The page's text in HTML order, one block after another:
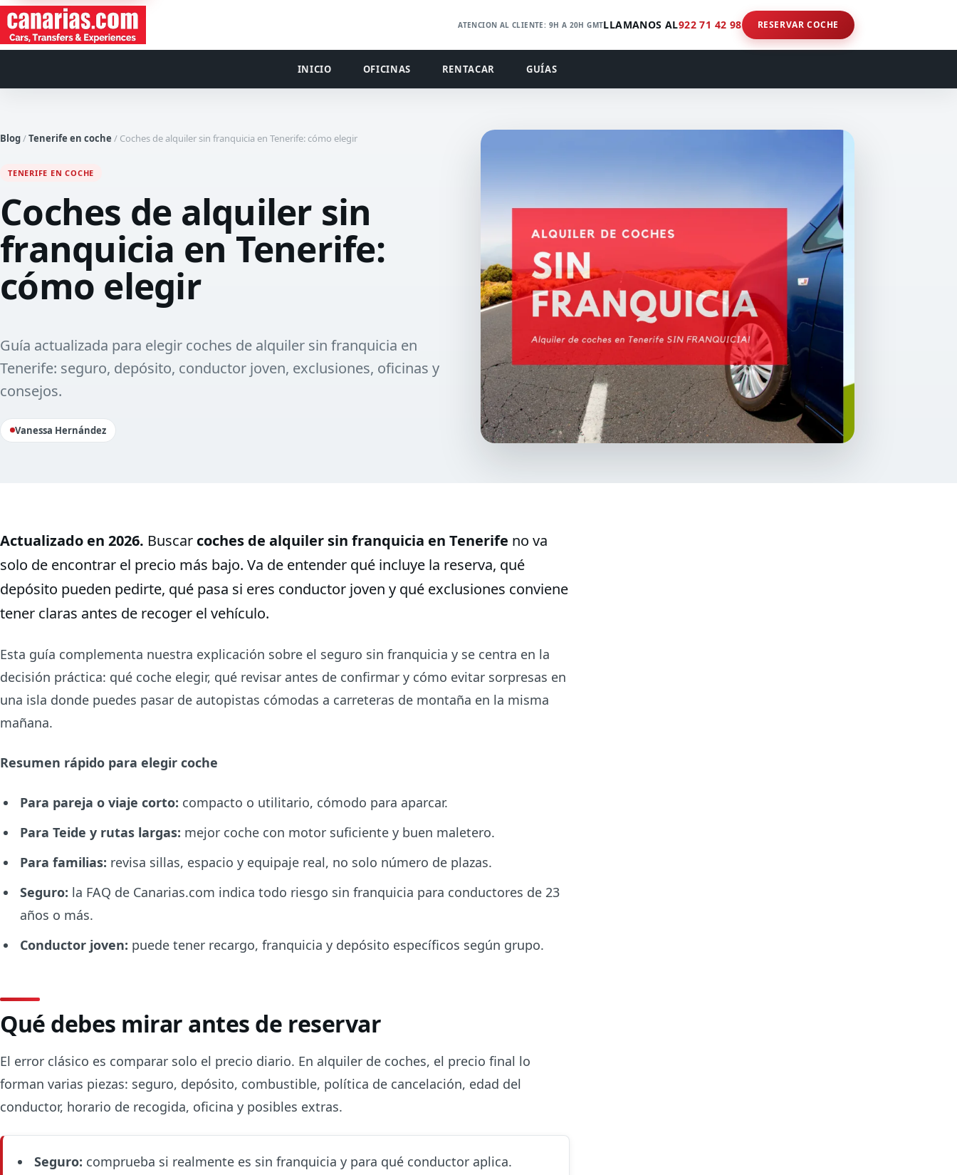
ATENCION AL CLIENTE: 9H A 20H GMTLLAMANOS AL922 71 42 98 RESERVAR COCHE
INICIO OFICINAS RENTACAR GUÍAS
Blog/Tenerife en coche / Coches de alquiler sin franquicia en Tenerife: cómo elegir
TENERIFE EN COCHE
Coches de alquiler sin
franquicia en Tenerife:
cómo elegir
Guía actualizada para elegir coches de alquiler sin franquicia en
Tenerife: seguro, depósito, conductor joven, exclusiones, oficinas y
consejos.
Vanessa Hernández
Actualizado en 2026. Buscar coches de alquiler sin franquicia en Tenerife no va
solo de encontrar el precio más bajo. Va de entender qué incluye la reserva, qué
depósito pueden pedirte, qué pasa si eres conductor joven y qué exclusiones conviene
tener claras antes de recoger el vehículo.
Esta guía complementa nuestra explicación sobre el seguro sin franquicia y se centra en la
decisión práctica: qué coche elegir, qué revisar antes de confirmar y cómo evitar sorpresas en
una isla donde puedes pasar de autopistas cómodas a carreteras de montaña en la misma
mañana.
Resumen rápido para elegir coche
Para pareja o viaje corto: compacto o utilitario, cómodo para aparcar.
Para Teide y rutas largas: mejor coche con motor suficiente y buen maletero.
Para familias: revisa sillas, espacio y equipaje real, no solo número de plazas.
Seguro: la FAQ de Canarias.com indica todo riesgo sin franquicia para conductores de 23
años o más.
Conductor joven: puede tener recargo, franquicia y depósito específicos según grupo.
Qué debes mirar antes de reservar
El error clásico es comparar solo el precio diario. En alquiler de coches, el precio final lo
forman varias piezas: seguro, depósito, combustible, política de cancelación, edad del
conductor, horario de recogida, oficina y posibles extras.
Seguro: comprueba si realmente es sin franquicia y para qué conductor aplica.